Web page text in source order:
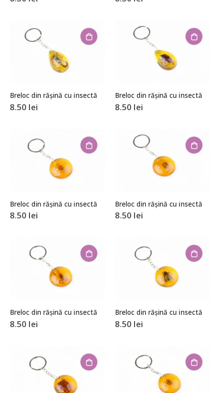
Breloc din rășină cu insectă
8.50 lei
Breloc din rășină cu insectă
8.50 lei
Breloc din rășină cu insectă
8.50 lei
Breloc din rășină cu insectă
8.50 lei
Breloc din rășină cu insectă
8.50 lei
Breloc din rășină cu insectă
8.50 lei